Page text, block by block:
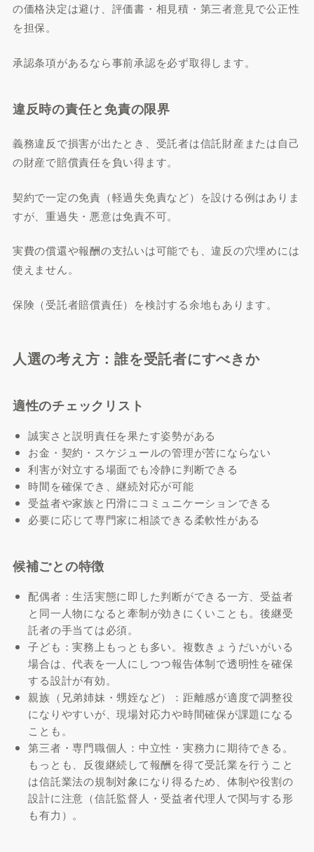
の価格決定は避け、評価書・相見積・第三者意見で公正性
を担保。
承認条項があるなら事前承認を必ず取得します。
違反時の責任と免責の限界
義務違反で損害が出たとき、受託者は信託財産または自己
の財産で賠償責任を負い得ます。
契約で一定の免責（軽過失免責など）を設ける例はありま
すが、重過失・悪意は免責不可。
実費の償還や報酬の支払いは可能でも、違反の穴埋めには
使えません。
保険（受託者賠償責任）を検討する余地もあります。
人選の考え方：誰を受託者にすべきか
適性のチェックリスト
誠実さと説明責任を果たす姿勢がある
お金・契約・スケジュールの管理が苦にならない
利害が対立する場面でも冷静に判断できる
時間を確保でき、継続対応が可能
受益者や家族と円滑にコミュニケーションできる
必要に応じて専門家に相談できる柔軟性がある
候補ごとの特徴
配偶者：生活実態に即した判断ができる一方、受益者
と同一人物になると牽制が効きにくいことも。後継受
託者の手当ては必須。
子ども：実務上もっとも多い。複数きょうだいがいる
場合は、代表を一人にしつつ報告体制で透明性を確保
する設計が有効。
親族（兄弟姉妹・甥姪など）：距離感が適度で調整役
になりやすいが、現場対応力や時間確保が課題になる
ことも。
第三者・専門職個人：中立性・実務力に期待できる。
もっとも、反復継続して報酬を得て受託業を行うこと
は信託業法の規制対象になり得るため、体制や役割の
設計に注意（信託監督人・受益者代理人で関与する形
も有力）。